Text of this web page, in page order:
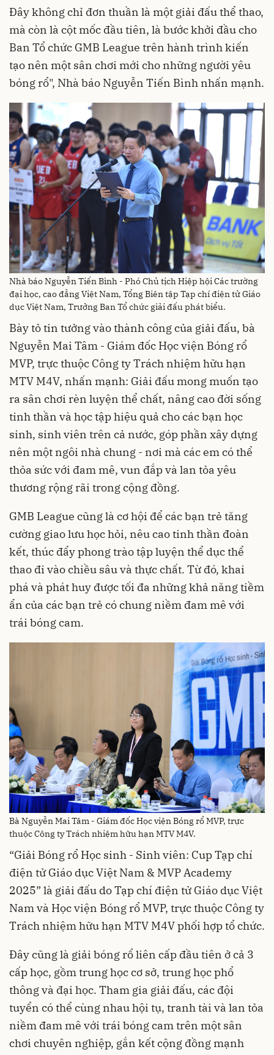
Đây không chỉ đơn thuần là một giải đấu thể thao,
mà còn là cột mốc đầu tiên, là bước khởi đầu cho
Ban Tổ chức GMB League trên hành trình kiến
tạo nên một sân chơi mới cho những người yêu
bóng rổ", Nhà báo Nguyễn Tiến Bình nhấn mạnh.
Nhà báo Nguyễn Tiến Bình - Phó Chủ tịch Hiệp hội Các trường
đại học, cao đẳng Việt Nam, Tổng Biên tập Tạp chí điện tử Giáo
dục Việt Nam, Trưởng Ban Tổ chức giải đấu phát biểu.
Bày tỏ tin tưởng vào thành công của giải đấu, bà
Nguyễn Mai Tâm - Giám đốc Học viện Bóng rổ
MVP, trực thuộc Công ty Trách nhiệm hữu hạn
MTV M4V, nhấn mạnh: Giải đấu mong muốn tạo
ra sân chơi rèn luyện thể chất, nâng cao đời sống
tinh thần và học tập hiệu quả cho các bạn học
sinh, sinh viên trên cả nước, góp phần xây dựng
nên một ngôi nhà chung - nơi mà các em có thể
thỏa sức với đam mê, vun đắp và lan tỏa yêu
thương rộng rãi trong cộng đồng.
GMB League cũng là cơ hội để các bạn trẻ tăng
cường giao lưu học hỏi, nêu cao tinh thần đoàn
kết, thúc đẩy phong trào tập luyện thể dục thể
thao đi vào chiều sâu và thực chất. Từ đó, khai
phá và phát huy được tối đa những khả năng tiềm
ẩn của các bạn trẻ có chung niềm đam mê với
trái bóng cam.
Bà Nguyễn Mai Tâm - Giám đốc Học viện Bóng rổ MVP, trực
thuộc Công ty Trách nhiệm hữu hạn MTV M4V.
“Giải Bóng rổ Học sinh - Sinh viên: Cup Tạp chí
điện tử Giáo dục Việt Nam & MVP Academy
2025” là giải đấu do Tạp chí điện tử Giáo dục Việt
Nam và Học viện Bóng rổ MVP, trực thuộc Công ty
Trách nhiệm hữu hạn MTV M4V phối hợp tổ chức.
Đây cũng là giải bóng rổ liên cấp đầu tiên ở cả 3
cấp học, gồm trung học cơ sở, trung học phổ
thông và đại học. Tham gia giải đấu, các đội
tuyển có thể cùng nhau hội tụ, tranh tài và lan tỏa
niềm đam mê với trái bóng cam trên một sân
chơi chuyên nghiệp, gắn kết cộng đồng mạnh